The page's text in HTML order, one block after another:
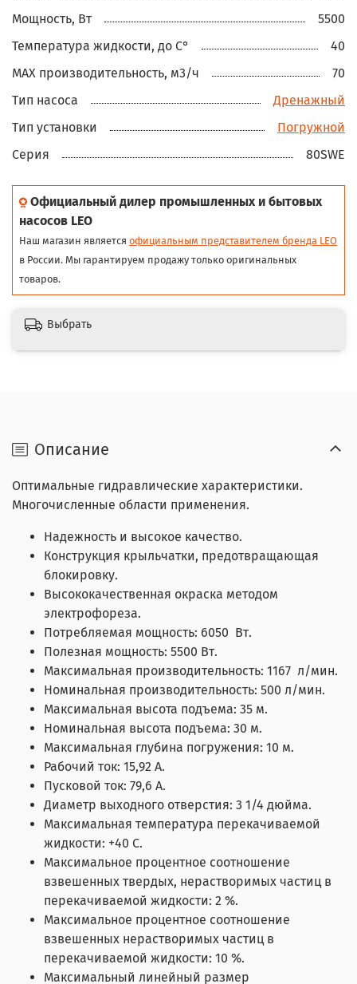
Мощность, Вт
5500
Температура жидкости, до С°
40
MAX производительность, м3/ч
70
Тип насоса
Дренажный
Тип установки
Погружной
Серия
80SWE
Официальный дилер промышленных и бытовых
насосов LEO
Наш магазин является официальным представителем бренда LEO
в России. Мы гарантируем продажу только оригинальных
товаров.
Выбрать
Описание
Оптимальные гидравлические характеристики.
Многочисленные области применения.
Надежность и высокое качество.
Конструкция крыльчатки, предотвращающая
блокировку.
Высококачественная окраска методом
электрофореза.
Потребляемая мощность: 6050 Вт.
Полезная мощность: 5500 Вт.
Максимальная производительность: 1167 л/мин.
Номинальная производительность: 500 л/мин.
Максимальная высота подъема: 35 м.
Номинальная высота подъема: 30 м.
Максимальная глубина погружения: 10 м.
Рабочий ток: 15,92 А.
Пусковой ток: 79,6 А.
Диаметр выходного отверстия: 3 1/4 дюйма.
Максимальная температура перекачиваемой
жидкости: +40 С.
Максимальное процентное соотношение
взвешенных твердых, нерастворимых частиц в
перекачиваемой жидкости: 2 %.
Максимальное процентное соотношение
взвешенных нерастворимых частиц в
перекачиваемой жидкости: 10 %.
Максимальный линейный размер